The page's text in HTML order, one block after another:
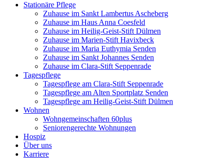
Stationäre Pflege
Zuhause im Sankt Lambertus Ascheberg
Zuhause im Haus Anna Coesfeld
Zuhause im Heilig-Geist-Stift Dülmen
Zuhause im Marien-Stift Havixbeck
Zuhause im Maria Euthymia Senden
Zuhause im Sankt Johannes Senden
Zuhause im Clara-Stift Seppenrade
Tagespflege
Tagespflege am Clara-Stift Seppenrade
Tagespflege am Alten Sportplatz Senden
Tagespflege am Heilig-Geist-Stift Dülmen
Wohnen
Wohngemeinschaften 60plus
Seniorengerechte Wohnungen
Hospiz
Über uns
Karriere